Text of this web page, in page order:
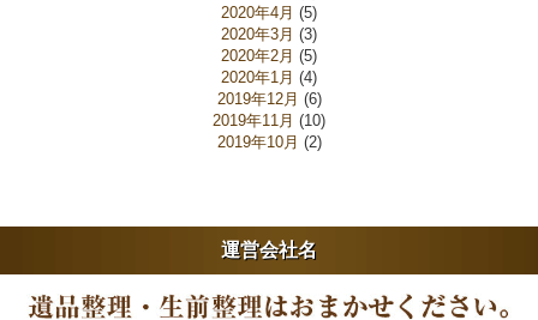
2020年4月 (5)
2020年3月 (3)
2020年2月 (5)
2020年1月 (4)
2019年12月 (6)
2019年11月 (10)
2019年10月 (2)
運営会社名